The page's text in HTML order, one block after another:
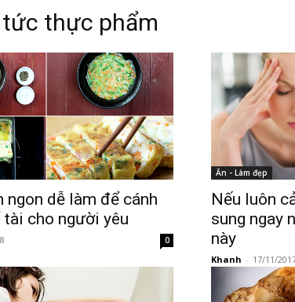
thực phẩm
ngon dễ làm để cánh
tài cho người yêu
0
Ăn - Làm đẹp
Nếu luôn
sung ngay
này
Khanh - 17/11/